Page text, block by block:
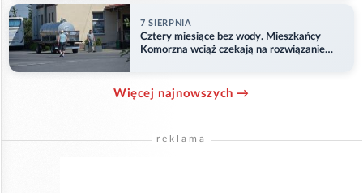
7 SIERPNIA
Cztery miesiące bez wody. Mieszkańcy
Komorzna wciąż czekają na rozwiązanie
Więcej najnowszych →
reklama